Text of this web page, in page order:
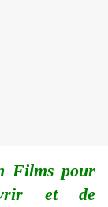
Films pour
et de